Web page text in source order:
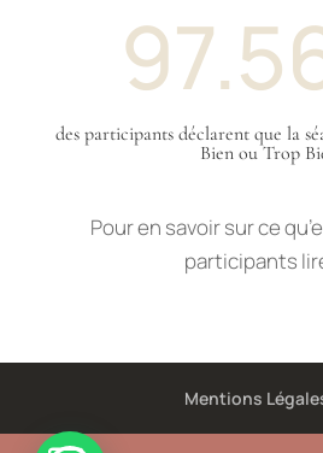
des participants déclarent que la
Bien ou Trop
Pour en savoir sur ce
participants
Mentions